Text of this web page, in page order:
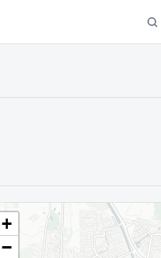
+
−